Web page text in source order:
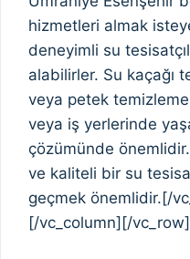
hizmetleri almak
deneyimli su
alabilirler. Su kaçağı
veya petek
veya iş yerlerinde
çözümünde
ve kaliteli bir su
geçmek önemlidir.[/
[/vc_column][/vc_row]